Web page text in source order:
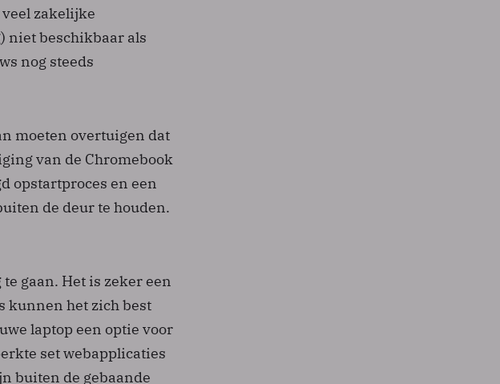
zakelijke
niet beschikbaar als
nog steeds
moeten overtuigen dat
van de Chromebook
opstartproces en een
de deur te houden.
gaan. Het is zeker een
kunnen het zich best
laptop een optie voor
set webapplicaties
buiten de gebaande